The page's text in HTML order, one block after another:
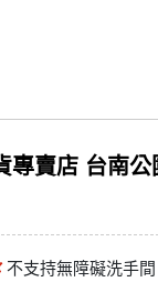
專賣店 台南公
不支持無障礙洗手間